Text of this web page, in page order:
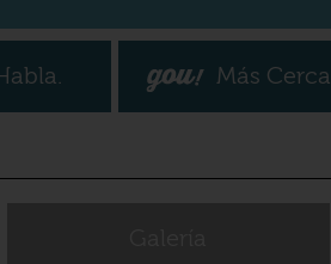
Más Cerca